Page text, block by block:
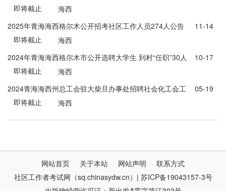
即将截止
海西
2025年青海海西格尔木公开招考社区工作人员274人公告
11-14
即将截止
海西
2024年青海海西格尔木市公开选聘大学生 到村“任职”30人
公告
10-17
即将截止
海西
2024青海海西州总工会驻大柴旦办事处招聘社会化工会工
作者1人公告
05-19
即将截止
海西
网站首页 关于本站 网站声明
联系方式
社区工作者考试网（sq.chinasydw.cn）| 苏ICP备19043157-3号